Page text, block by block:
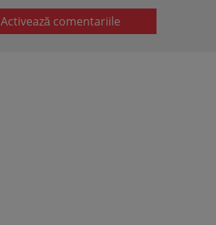
Activează comentariile